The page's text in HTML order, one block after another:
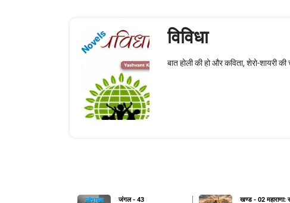
Novels विविधा
बात होली की हो और कविता, शेरो-शायरी
जंगल - 43 खण्ड - 02 महाराणा: